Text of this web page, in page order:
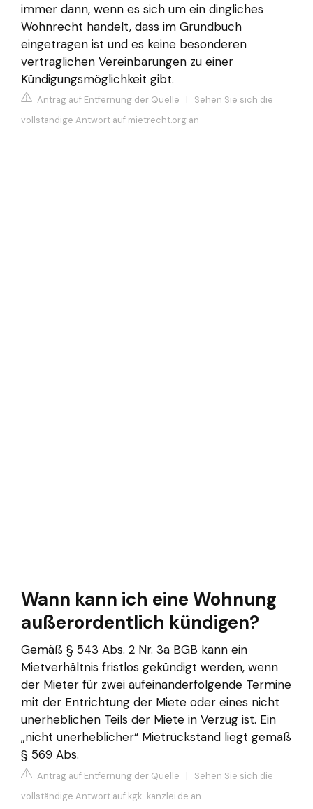
immer dann, wenn es sich um ein dingliches
Wohnrecht handelt, dass im Grundbuch
eingetragen ist und es keine besonderen
vertraglichen Vereinbarungen zu einer
Kündigungsmöglichkeit gibt.
Antrag auf Entfernung der Quelle | Sehen Sie sich die
vollständige Antwort auf mietrecht.org an
Wann kann ich eine Wohnung
außerordentlich kündigen?
Gemäß § 543 Abs. 2 Nr. 3a BGB kann ein
Mietverhältnis fristlos gekündigt werden, wenn
der Mieter für zwei aufeinanderfolgende Termine
mit der Entrichtung der Miete oder eines nicht
unerheblichen Teils der Miete in Verzug ist. Ein
„nicht unerheblicher“ Mietrückstand liegt gemäß
§ 569 Abs.
Antrag auf Entfernung der Quelle | Sehen Sie sich die
vollständige Antwort auf kgk-kanzlei.de an